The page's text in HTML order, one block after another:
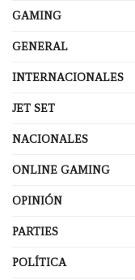
GAMING
GENERAL
INTERNACIONALES
JET SET
NACIONALES
ONLINE GAMING
OPINIÓN
PARTIES
POLÍTICA